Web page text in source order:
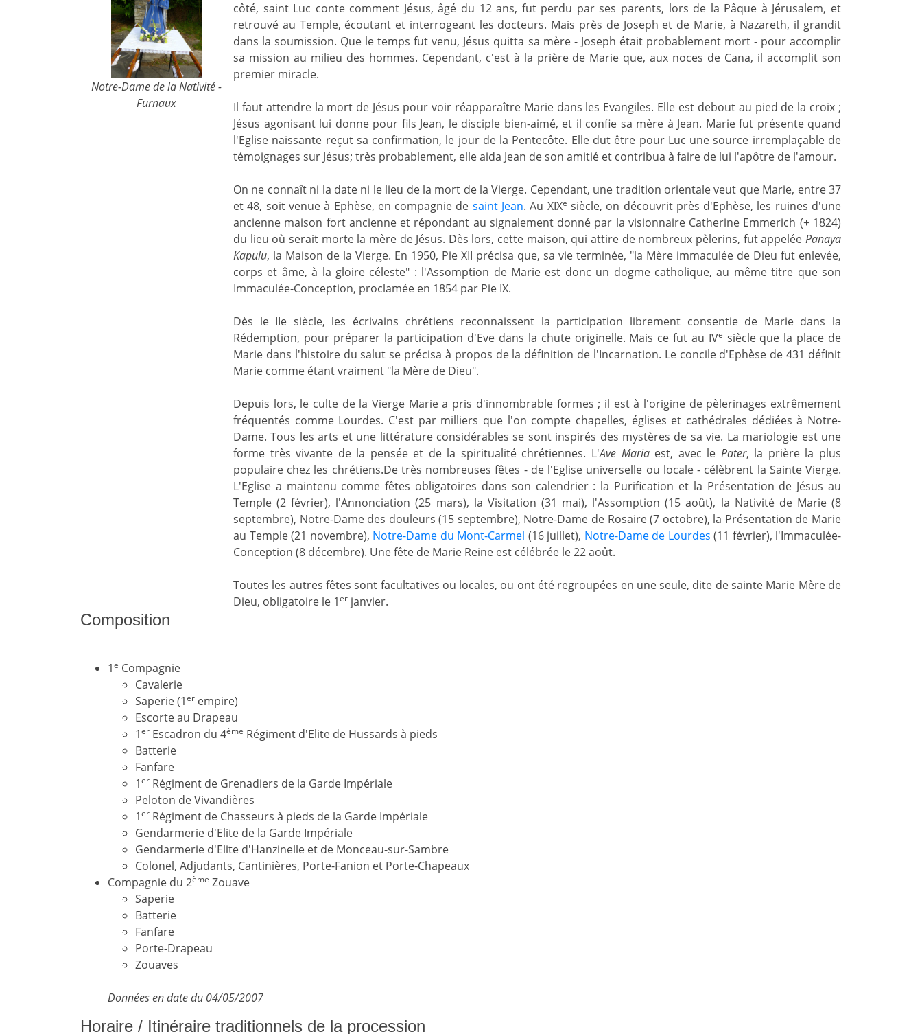
Notre-Dame de la Nativité -
Furnaux
côté, saint Luc conte comment Jésus, âgé du 12 ans, fut perdu par ses parents, lors de la Pâque à Jérusalem, et
retrouvé au Temple, écoutant et interrogeant les docteurs. Mais près de Joseph et de Marie, à Nazareth, il grandit
dans la soumission. Que le temps fut venu, Jésus quitta sa mère - Joseph était probablement mort - pour accomplir
sa mission au milieu des hommes. Cependant, c'est à la prière de Marie que, aux noces de Cana, il accomplit son
premier miracle.
Il faut attendre la mort de Jésus pour voir réapparaître Marie dans les Evangiles. Elle est debout au pied de la croix ;
Jésus agonisant lui donne pour fils Jean, le disciple bien-aimé, et il confie sa mère à Jean. Marie fut présente quand
l'Eglise naissante reçut sa confirmation, le jour de la Pentecôte. Elle dut être pour Luc une source irremplaçable de
témoignages sur Jésus; très probablement, elle aida Jean de son amitié et contribua à faire de lui l'apôtre de l'amour.
On ne connaît ni la date ni le lieu de la mort de la Vierge. Cependant, une tradition orientale veut que Marie, entre 37
et 48, soit venue à Ephèse, en compagnie de saint Jean. Au XIXe siècle, on découvrit près d'Ephèse, les ruines d'une
ancienne maison fort ancienne et répondant au signalement donné par la visionnaire Catherine Emmerich (+ 1824)
du lieu où serait morte la mère de Jésus. Dès lors, cette maison, qui attire de nombreux pèlerins, fut appelée Panaya
Kapulu, la Maison de la Vierge. En 1950, Pie XII précisa que, sa vie terminée, "la Mère immaculée de Dieu fut enlevée,
corps et âme, à la gloire céleste" : l'Assomption de Marie est donc un dogme catholique, au même titre que son
Immaculée-Conception, proclamée en 1854 par Pie IX.
Dès le IIe siècle, les écrivains chrétiens reconnaissent la participation librement consentie de Marie dans la
Rédemption, pour préparer la participation d'Eve dans la chute originelle. Mais ce fut au IVe siècle que la place de
Marie dans l'histoire du salut se précisa à propos de la définition de l'Incarnation. Le concile d'Ephèse de 431 définit
Marie comme étant vraiment "la Mère de Dieu".
Depuis lors, le culte de la Vierge Marie a pris d'innombrable formes ; il est à l'origine de pèlerinages extrêmement
fréquentés comme Lourdes. C'est par milliers que l'on compte chapelles, églises et cathédrales dédiées à Notre-
Dame. Tous les arts et une littérature considérables se sont inspirés des mystères de sa vie. La mariologie est une
forme très vivante de la pensée et de la spiritualité chrétiennes. L'Ave Mariaest, avec le Pater, la prière la plus
populaire chez les chrétiens.De très nombreuses fêtes - de l'Eglise universelle ou locale - célèbrent la Sainte Vierge.
L'Eglise a maintenu comme fêtes obligatoires dans son calendrier : la Purification et la Présentation de Jésus au
Temple (2 février), l'Annonciation (25 mars), la Visitation (31 mai), l'Assomption (15 août), la Nativité de Marie (8
septembre), Notre-Dame des douleurs (15 septembre), Notre-Dame de Rosaire (7 octobre), la Présentation de Marie
au Temple (21 novembre), Notre-Dame du Mont-Carmel (16 juillet), Notre-Dame de Lourdes (11 février), l'Immaculée-
Conception (8 décembre). Une fête de Marie Reine est célébrée le 22 août.
Toutes les autres fêtes sont facultatives ou locales, ou ont été regroupées en une seule, dite de sainte Marie Mère de
Dieu, obligatoire le 1er janvier.
Composition
1e Compagnie
Cavalerie
Saperie (1er empire)
Escorte au Drapeau
1er Escadron du 4ème Régiment d'Elite de Hussards à pieds
Batterie
Fanfare
1er Régiment de Grenadiers de la Garde Impériale
Peloton de Vivandières
1er Régiment de Chasseurs à pieds de la Garde Impériale
Gendarmerie d'Elite de la Garde Impériale
Gendarmerie d'Elite d'Hanzinelle et de Monceau-sur-Sambre
Colonel, Adjudants, Cantinières, Porte-Fanion et Porte-Chapeaux
Compagnie du 2ème Zouave
Saperie
Batterie
Fanfare
Porte-Drapeau
Zouaves
Données en date du 04/05/2007
Horaire / Itinéraire traditionnels de la procession